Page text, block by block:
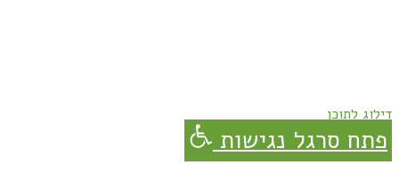
דילוג לתוכן
פתח סרגל נגישות